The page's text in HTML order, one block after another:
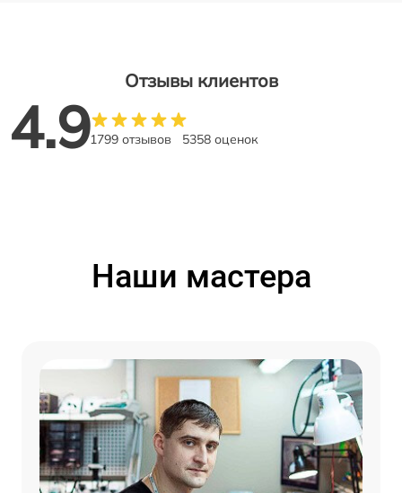
Отзывы клиентов
4.91799 отзывов 5358 оценок
Наши мастера